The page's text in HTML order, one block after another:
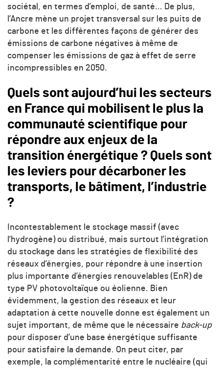
sociétal, en termes d’emploi, de santé… De plus,
l’Ancre mène un projet transversal sur les puits de
carbone et les différentes façons de générer des
émissions de carbone négatives à même de
compenser les émissions de gaz à effet de serre
incompressibles en 2050.
Quels sont aujourd’hui les secteurs
en France qui mobilisent le plus la
communauté scientifique pour
répondre aux enjeux de la
transition énergétique ? Quels sont
les leviers pour décarboner les
transports, le bâtiment, l’industrie
?
Incontestablement le stockage massif (avec
l’hydrogène) ou distribué, mais surtout l’intégration
du stockage dans les stratégies de flexibilité des
réseaux d’énergies, pour répondre à une insertion
plus importante d’énergies renouvelables (EnR) de
type PV photovoltaïque ou éolienne. Bien
évidemment, la gestion des réseaux et leur
adaptation à cette nouvelle donne est également un
sujet important, de même que le nécessaire back-up
pour disposer d’une base énergétique suffisante
pour satisfaire la demande. On peut citer, par
exemple, la complémentarité entre le nucléaire (qui